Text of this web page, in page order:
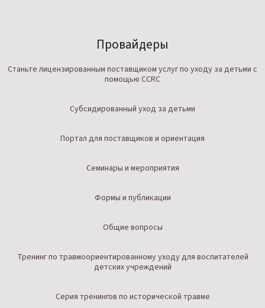
Провайдеры
Станьте лицензированным поставщиком услуг по уходу за детьми с
помощью CCRC
Субсидированный уход за детьми
Портал для поставщиков и ориентация
Семинары и мероприятия
Формы и публикации
Общие вопросы
Тренинг по травмоориентированному уходу для воспитателей
детских учреждений
Серия тренингов по исторической травме